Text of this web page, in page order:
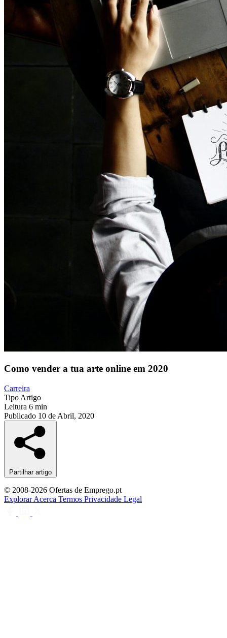
Como vender a tua arte online em 2020
Carreira
Tipo Artigo
Leitura 6 min
Publicado 10 de Abril, 2020
Partilhar artigo
© 2008-2026 Ofertas de Emprego.pt
ExplorarAcerca Termos Privacidade Legal